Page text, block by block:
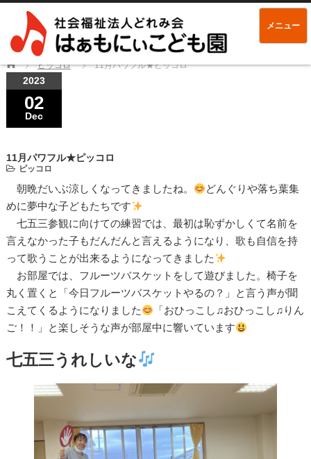
メニュー
Home ピッコロ 11月パワフル★ピッコロ
2023
02
Dec
11月パワフル★ピッコロ
ピッコロ
朝晩だいぶ涼しくなってきましたね。
どんぐりや落ち葉集
めに夢中な子どもたちです
七五三参観に向けての練習では、最初は恥ずかしくて名前を
言えなかった子もだんだんと言えるようになり、歌も自信を持
って歌うことが出来るようになってきました
お部屋では、フルーツバスケットをして遊びました。椅子を
丸く置くと「今日フルーツバスケットやるの？」と言う声が聞
こえてくるようになりました
「おひっこし♫おひっこし♫りん
ご！！」と楽しそうな声が部屋中に響いています
七五三うれしいな